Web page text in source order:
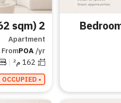
2 Bedroom Apartment (162 sqm)
Apartment
FromPOA /yr
162 م² |
• FULLY OCCUPIED